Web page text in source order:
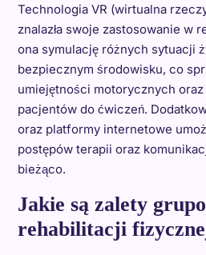
Technologia VR (wirtualna
znalazła swoje zastosowanie w
ona symulację różnych sytuacji
bezpiecznym środowisku, co
umiejętności motorycznych
pacjentów do ćwiczeń.
oraz platformy internetowe
postępów terapii oraz
bieżąco.
Jakie są zalety
rehabilitacji